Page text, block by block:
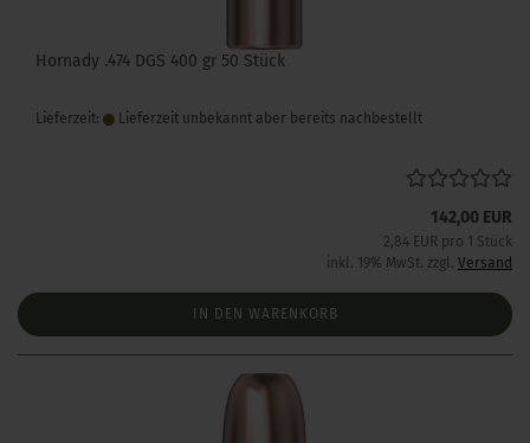
Hornady .474 DGS 400 gr 50 Stück
Lieferzeit: Lieferzeit unbekannt aber bereits nachbestellt
142,00 EUR
2,84 EUR pro 1 Stück
inkl. 19% MwSt. zzgl. Versand
IN DEN WARENKORB